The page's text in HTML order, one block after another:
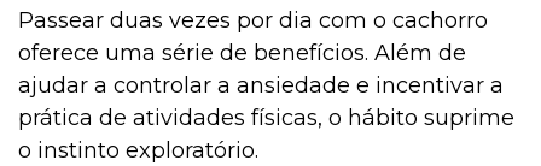
Passear duas vezes por dia com o cachorro
oferece uma série de benefícios. Além de
ajudar a controlar a ansiedade e incentivar a
prática de atividades físicas, o hábito suprime
o instinto exploratório.